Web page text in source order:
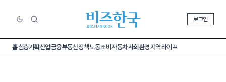
로그인
홈심층기획산업금융부동산정책노동소비 자동차사회환경지역라이프